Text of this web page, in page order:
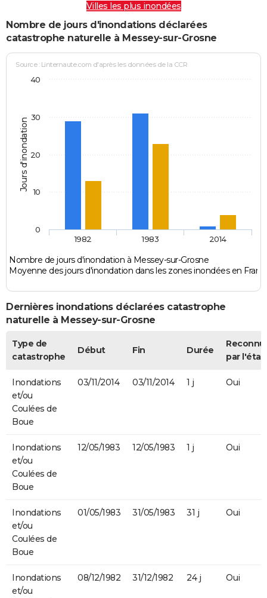
Villes les plus inondées
Nombre de jours d'inondations déclarées
catastrophe naturelle à Messey-sur-Grosne
Jours d'inondation
Source : Linternaute.com d'après les données de la CCR
Nombre de jours d'inondation à Messey-sur-Grosne
Moyenne des jours d'inondation dans les zones inondées en
1982 1983 2014
0
10
20
30
40
Dernières inondations déclarées catastrophe
naturelle à Messey-sur-Grosne
Type de
catastrophe
Début Fin Durée
par l'état
Inondations
et/ou
Coulées de
Boue
03/11/2014 03/11/2014 1 j Oui
Inondations
et/ou
Coulées de
Boue
12/05/1983 12/05/1983 1 j Oui
Inondations
et/ou
Coulées de
Boue
01/05/1983 31/05/1983 31 j Oui
Inondations
et/ou
08/12/1982 31/12/1982 24 j Oui